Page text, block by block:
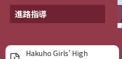
進路指導
Hakuho Girls’ High